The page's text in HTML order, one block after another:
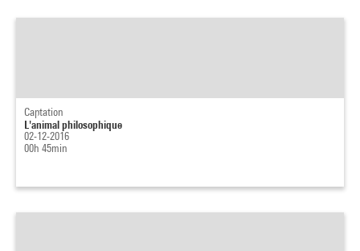
Captation
L'animal philosophique
02-12-2016
00h 45min